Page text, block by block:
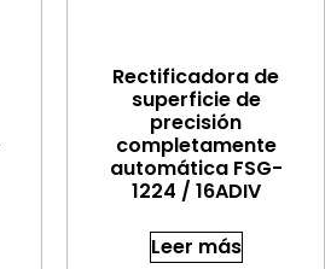
Rectificadora de
superficie de
precisión
completamente
automática FSG-
1224 / 16ADIV
Leer más